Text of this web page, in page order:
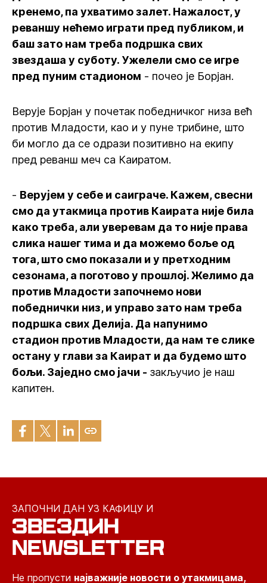
кренемо, па ухватимо залет. Нажалост, у
реваншу нећемо играти пред публиком, и
баш зато нам треба подршка свих
звездаша у суботу. Ужелели смо се игре
пред пуним стадионом - почео је Борјан.
Верује Борјан у почетак победничког низа већ
против Младости, као и у пуне трибине, што
би могло да се одрази позитивно на екипу
пред реванш меч са Каиратом.
- Верујем у себе и саиграче. Кажем, свесни
смо да утакмица против Каирата није била
како треба, али уверевам да то није права
слика нашег тима и да можемо боље од
тога, што смо показали и у претходним
сезонама, а поготово у прошлој. Желимо да
против Младости започнемо нови
победнички низ, и управо зато нам треба
подршка свих Делија. Да напунимо
стадион против Младости, да нам те слике
остану у глави за Каират и да будемо што
бољи. Заједно смо јачи - закључио је наш
капитен.
ЗАПОЧНИ ДАН УЗ КАФИЦУ И
ЗВЕЗДИН
NEWSLETTER
Не пропусти најважније новости о утакмицама,